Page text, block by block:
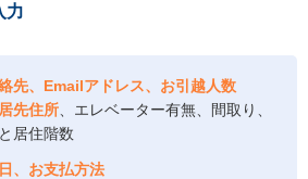
力
先、Emailアドレス、お引越人数
先住所 、エレベーター有無、間取り、
居住階数
、お支払方法